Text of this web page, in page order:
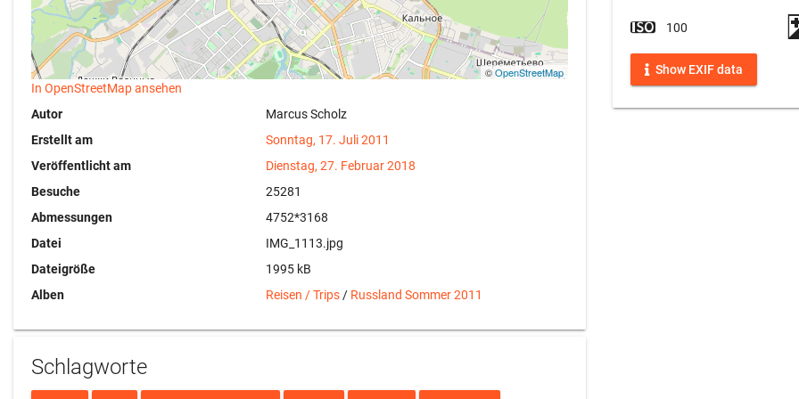
©OpenStreetMap
In OpenStreetMap ansehen
Autor
Marcus Scholz
Erstellt am
Sonntag, 17. Juli 2011
Veröffentlicht am
Dienstag, 27. Februar 2018
Besuche
25281
Abmessungen
4752*3168
Datei
IMG_1113.jpg
Dateigröße
1995 kB
Alben
Reisen / Trips / Russland Sommer 2011
Schlagworte
100
Show EXIF data